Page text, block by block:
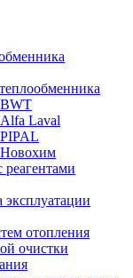
Laval
реагентами
эксплуатации
отопления
очистки